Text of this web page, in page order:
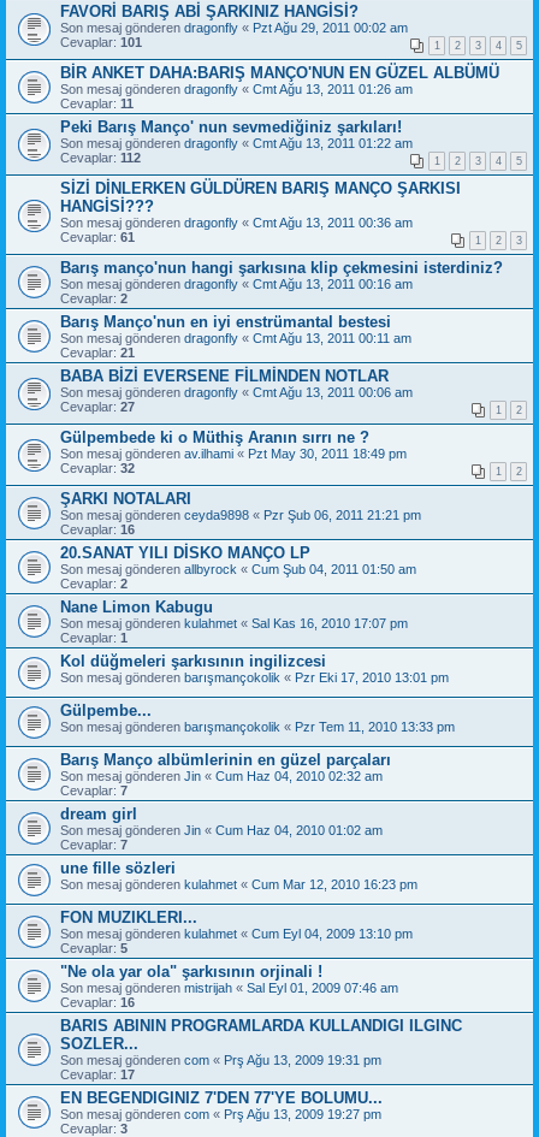
FAVORİ BARIŞ ABİ ŞARKINIZ HANGİSİ?
Son mesaj gönderen dragonfly « Pzt Ağu 29, 2011 00:02 am
Cevaplar: 101 1 2 3 4 5
BİR ANKET DAHA:BARIŞ MANÇO'NUN EN GÜZEL ALBÜMÜ
Son mesaj gönderen dragonfly « Cmt Ağu 13, 2011 01:26 am
Cevaplar: 11
Peki Barış Manço' nun sevmediğiniz şarkıları!
Son mesaj gönderen dragonfly « Cmt Ağu 13, 2011 01:22 am
Cevaplar: 112 1 2 3 4 5
SİZİ DİNLERKEN GÜLDÜREN BARIŞ MANÇO ŞARKISI
HANGİSİ???
Son mesaj gönderen dragonfly « Cmt Ağu 13, 2011 00:36 am
Cevaplar: 61 1 2 3
Barış manço'nun hangi şarkısına klip çekmesini isterdiniz?
Son mesaj gönderen dragonfly « Cmt Ağu 13, 2011 00:16 am
Cevaplar: 2
Barış Manço'nun en iyi enstrümantal bestesi
Son mesaj gönderen dragonfly « Cmt Ağu 13, 2011 00:11 am
Cevaplar: 21
BABA BİZİ EVERSENE FİLMİNDEN NOTLAR
Son mesaj gönderen dragonfly « Cmt Ağu 13, 2011 00:06 am
Cevaplar: 27 1 2
Gülpembede ki o Müthiş Aranın sırrı ne ?
Son mesaj gönderen av.ilhami « Pzt May 30, 2011 18:49 pm
Cevaplar: 32 1 2
ŞARKI NOTALARI
Son mesaj gönderen ceyda9898 « Pzr Şub 06, 2011 21:21 pm
Cevaplar: 16
20.SANAT YILI DİSKO MANÇO LP
Son mesaj gönderen allbyrock « Cum Şub 04, 2011 01:50 am
Cevaplar: 2
Nane Limon Kabugu
Son mesaj gönderen kulahmet « Sal Kas 16, 2010 17:07 pm
Cevaplar: 1
Kol düğmeleri şarkısının ingilizcesi
Son mesaj gönderen barışmançokolik « Pzr Eki 17, 2010 13:01 pm
Gülpembe...
Son mesaj gönderen barışmançokolik « Pzr Tem 11, 2010 13:33 pm
Barış Manço albümlerinin en güzel parçaları
Son mesaj gönderen Jin « Cum Haz 04, 2010 02:32 am
Cevaplar: 7
dream girl
Son mesaj gönderen Jin « Cum Haz 04, 2010 01:02 am
Cevaplar: 7
une fille sözleri
Son mesaj gönderen kulahmet « Cum Mar 12, 2010 16:23 pm
FON MUZIKLERI...
Son mesaj gönderen kulahmet « Cum Eyl 04, 2009 13:10 pm
Cevaplar: 5
"Ne ola yar ola" şarkısının orjinali !
Son mesaj gönderen mistrijah « Sal Eyl 01, 2009 07:46 am
Cevaplar: 16
BARIS ABININ PROGRAMLARDA KULLANDIGI ILGINC
SOZLER...
Son mesaj gönderen com « Prş Ağu 13, 2009 19:31 pm
Cevaplar: 17
EN BEGENDIGINIZ 7'DEN 77'YE BOLUMU...
Son mesaj gönderen com « Prş Ağu 13, 2009 19:27 pm
Cevaplar: 3